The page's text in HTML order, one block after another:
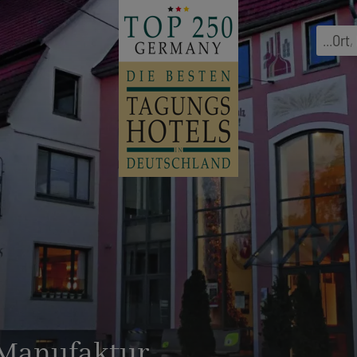
...Ort,